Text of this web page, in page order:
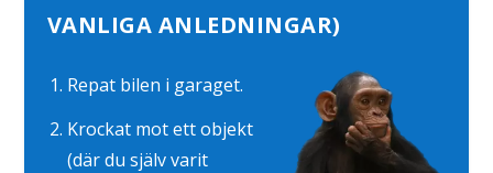
VANLIGA ANLEDNINGAR)
Repat bilen i garaget.
Krockat mot ett objekt
(där du själv varit